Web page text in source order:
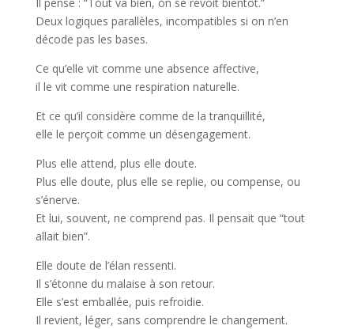
Il pense : “Tout va bien, on se revoit bientôt.”
Deux logiques parallèles, incompatibles si on n’en
décode pas les bases.
Ce qu’elle vit comme une absence affective,
il le vit comme une respiration naturelle.
Et ce qu’il considère comme de la tranquillité,
elle le perçoit comme un désengagement.
Plus elle attend, plus elle doute.
Plus elle doute, plus elle se replie, ou compense, ou
s’énerve.
Et lui, souvent, ne comprend pas. Il pensait que “tout
allait bien”.
Elle doute de l’élan ressenti.
Il s’étonne du malaise à son retour.
Elle s’est emballée, puis refroidie.
Il revient, léger, sans comprendre le changement.